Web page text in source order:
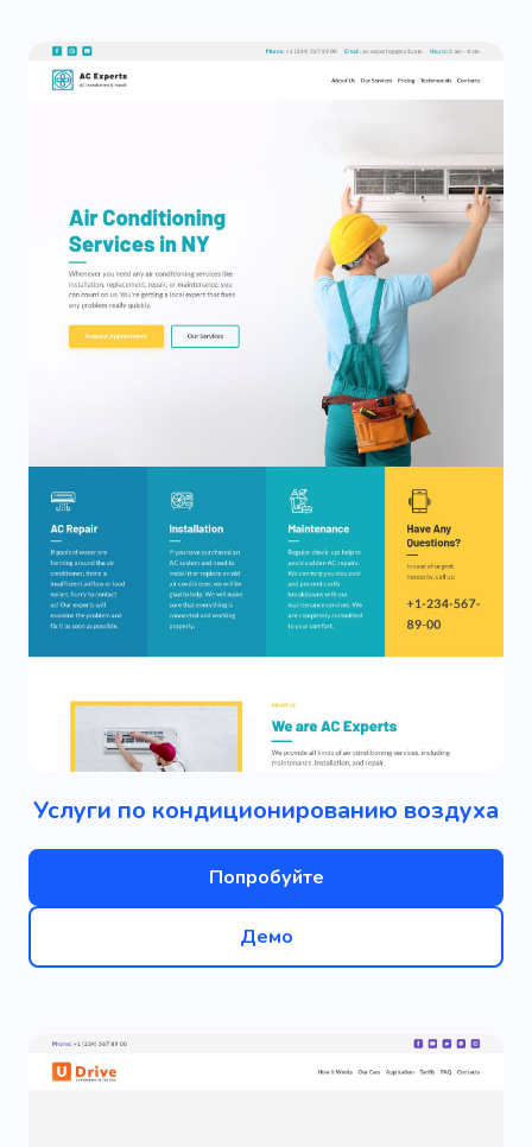
Услуги по кондиционированию воздуха
Попробуйте
Демо